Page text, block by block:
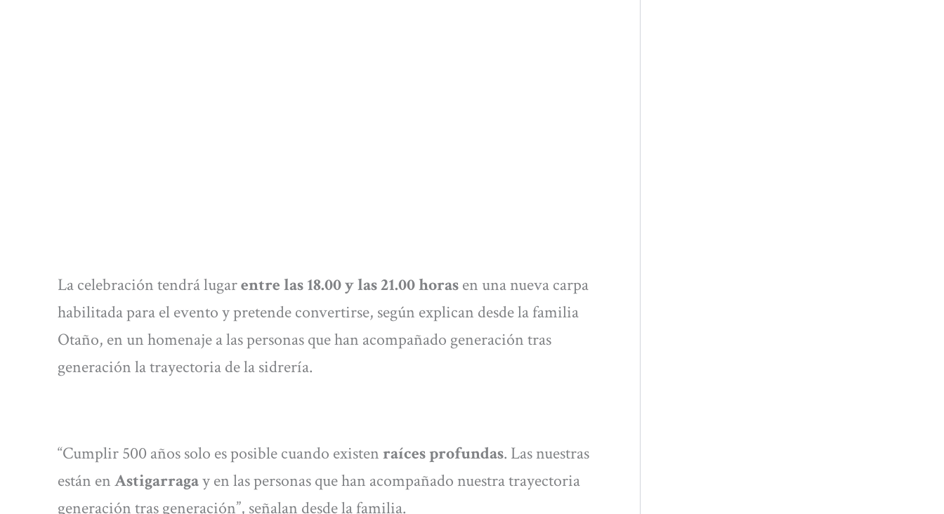
La celebración tendrá lugarentre las 18.00 y las 21.00 horasen una nueva carpa
habilitada para el evento y pretende convertirse, según explican desde la familia
Otaño, en un homenaje a las personas que han acompañado generación tras
generación la trayectoria de la sidrería.
“Cumplir 500 años solo es posible cuando existenraíces profundas. Las nuestras
están enAstigarragay en las personas que han acompañado nuestra trayectoria
generación tras generación”, señalan desde la familia.